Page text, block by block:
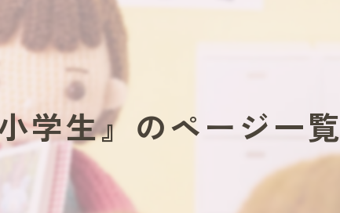
ちゃいるどスペースキャビン
土曜日
学生』のページ一覧